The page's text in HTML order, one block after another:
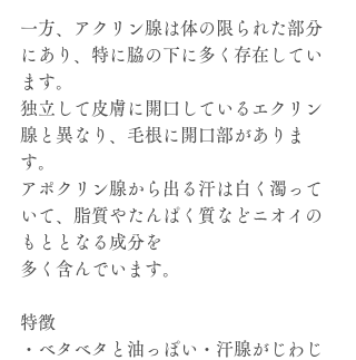
一方、アクリン腺は体の限られた部分
にあり、特に脇の下に多く存在してい
ます。
独立して皮膚に開口しているエクリン
腺と異なり、毛根に開口部がありま
す。
アポクリン腺から出る汗は白く濁って
いて、脂質やたんぱく質などニオイの
もととなる成分を
多く含んでいます。
特徴
・ベタベタと油っぽい・汗腺がじわじ